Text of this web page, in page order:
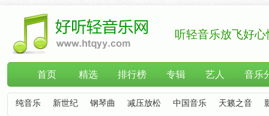
听轻音乐放飞好心
首页 精选 排行榜 专辑 艺人 音乐
纯音乐 新世纪 钢琴曲 减压放松 中国音乐 天籁之音